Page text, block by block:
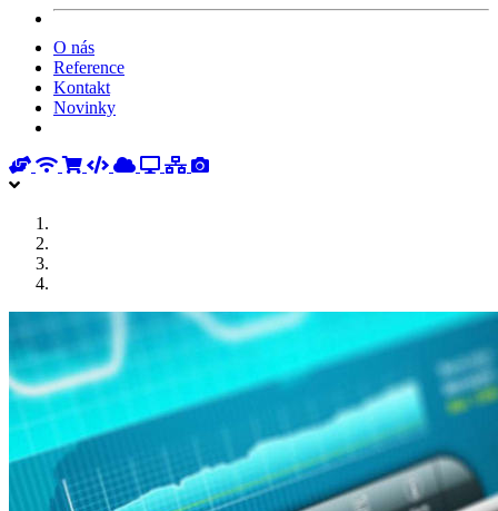
O nás
Reference
Kontakt
Novinky